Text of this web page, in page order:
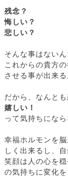
残念？
悔しい？
悲しい？
そんな事はないん
これからの貴方
させる事が出来る
だから、なんと
嬉しい！
って気持ちになら
幸福ホルモンを
しく出来るし、
笑顔は人の心を
の気持ちに変化を